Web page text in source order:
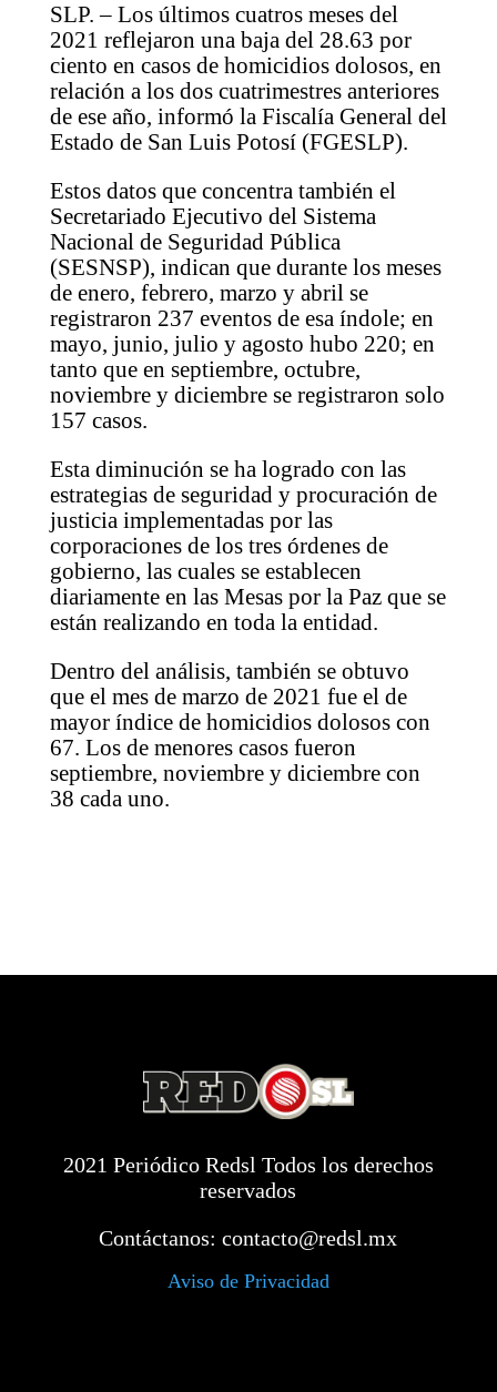
SLP. – Los últimos cuatros meses del
2021 reflejaron una baja del 28.63 por
ciento en casos de homicidios dolosos, en
relación a los dos cuatrimestres anteriores
de ese año, informó la Fiscalía General del
Estado de San Luis Potosí (FGESLP).
Estos datos que concentra también el
Secretariado Ejecutivo del Sistema
Nacional de Seguridad Pública
(SESNSP), indican que durante los meses
de enero, febrero, marzo y abril se
registraron 237 eventos de esa índole; en
mayo, junio, julio y agosto hubo 220; en
tanto que en septiembre, octubre,
noviembre y diciembre se registraron solo
157 casos.
Esta diminución se ha logrado con las
estrategias de seguridad y procuración de
justicia implementadas por las
corporaciones de los tres órdenes de
gobierno, las cuales se establecen
diariamente en las Mesas por la Paz que se
están realizando en toda la entidad.
Dentro del análisis, también se obtuvo
que el mes de marzo de 2021 fue el de
mayor índice de homicidios dolosos con
67. Los de menores casos fueron
septiembre, noviembre y diciembre con
38 cada uno.
2021 Periódico Redsl Todos los derechos
reservados
Contáctanos:contacto@redsl.mx
Aviso de Privacidad